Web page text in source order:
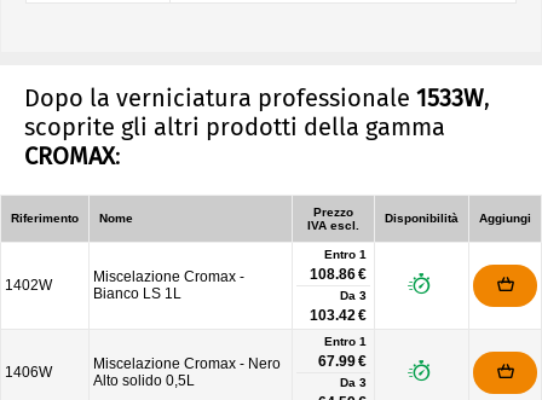
Dopo la verniciatura professionale 1533W,
scoprite gli altri prodotti della gamma
CROMAX:
Riferimento Nome
Prezzo
IVA escl.
Disponibilità Aggiungi
1402W
Miscelazione Cromax -
Bianco LS 1L
Entro 1
108.86 €
Da 3
103.42 €
1406W
Miscelazione Cromax - Nero
Alto solido 0,5L
Entro 1
67.99 €
Da 3